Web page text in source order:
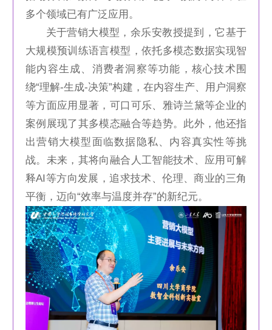
多个领域已有广泛应用。
关于营销大模型，余乐安教授提到，它基于
大规模预训练语言模型，依托多模态数据实现智
能内容生成、消费者洞察等功能，核心技术围
绕“理解-生成-决策”构建，在内容生产、用户洞察
等方面应用显著，可口可乐、雅诗兰黛等企业的
案例展现了其多模态融合等趋势。此外，他还指
出营销大模型面临数据隐私、内容真实性等挑
战。未来，其将向融合人工智能技术、应用可解
释AI等方向发展，追求技术、伦理、商业的三角
平衡，迈向“效率与温度并存”的新纪元。